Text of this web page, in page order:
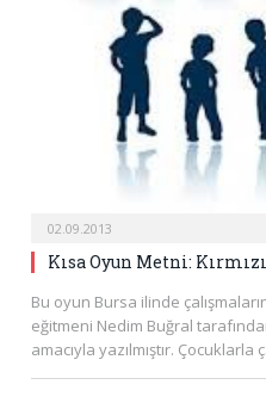
02.09.2013
Kısa Oyun Metni:
Bu oyun Bursa ilinde
eğitmeni Nedim Buğral
amacıyla yazılmıştır.